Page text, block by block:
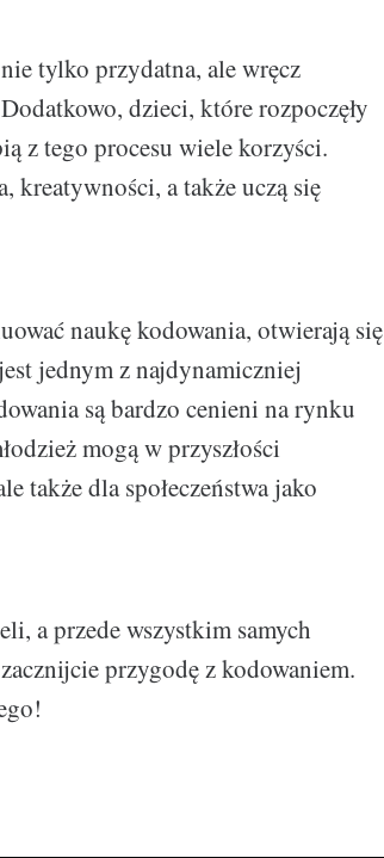
tylko przydatna, ale wręcz
dzieci, które rozpoczęły
z tego procesu wiele korzyści.
kreatywności, a także uczą się
naukę kodowania, otwierają się
jednym z najdynamiczniej
są bardzo cenieni na rynku
mogą w przyszłości
także dla społeczeństwa jako
a przede wszystkim samych
przygodę z kodowaniem.